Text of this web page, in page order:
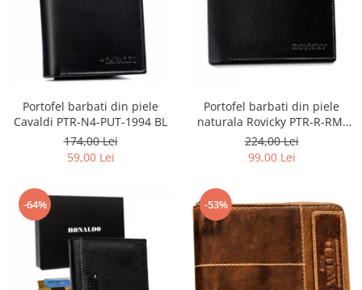
Portofel barbati din piele
Cavaldi PTR-N4-PUT-1994 BL
174,00 Lei
59,00 Lei
Portofel barbati din piele
naturala Rovicky PTR-R-RM-
11-GCL-1834 BL
224,00 Lei
99,00 Lei
-64% -53%